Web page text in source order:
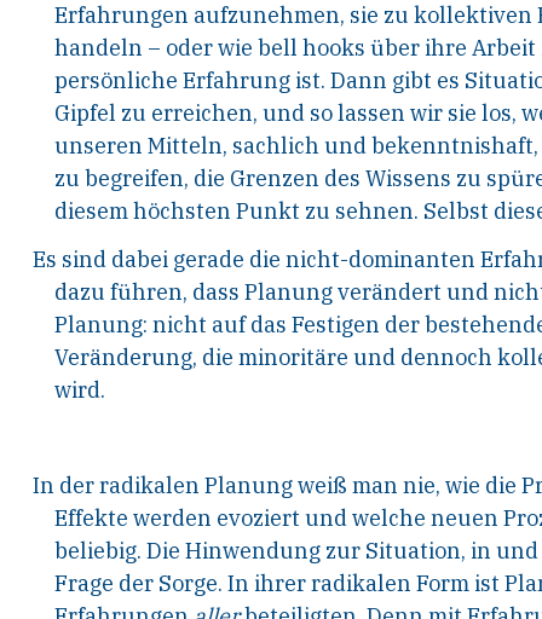
Erfahrungen aufzunehmen, sie zu kollektiven
handeln – oder wie bell hooks über ihre
persönliche Erfahrung ist. Dann gibt es
Gipfel zu erreichen, und so lassen wir sie los,
unseren Mitteln, sachlich und
zu begreifen, die Grenzen des Wissens zu
diesemhöchsten Punkt zu sehnen. Selbst
Es sind dabei gerade die nicht-dominanten
dazu führen, dass Planung verändert und
Planung: nicht auf das Festigen der
Veränderung, die minoritäre und dennoch
wird.
In der radikalen Planung weiß man nie, wie die
Effekte werden evoziert und welche neuen
beliebig. Die Hinwendung zur Situation, in
Frage der Sorge. In ihrer radikalen Form ist